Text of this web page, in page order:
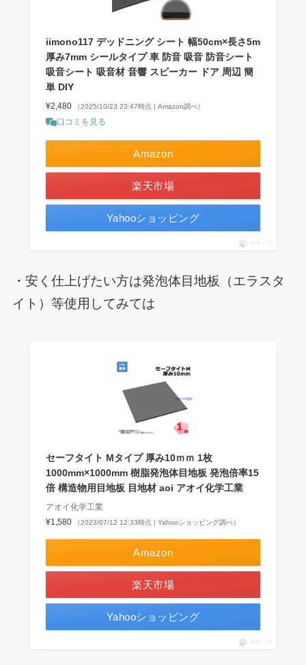
iimono117 デッドニング シート 幅50cm×長さ5m
厚み7mm シールタイプ 車 防音 吸音 防音シート
吸音シート 吸音材 音響 スピーカー ドア 周辺 簡
単 DIY
¥2,480 （2025/10/23 23:47時点 | Amazon調べ）
口コミを見る
Amazon
楽天市場
Yahooショッピング
ポチップ
・安く仕上げたい方は発泡体目地板（エラスタ
イト）等使用してみては
セーフタイト Мタイプ 厚み10ｍｍ 1枚
1000mm×1000mm 樹脂発泡体目地板 発泡倍率15
倍 構造物用目地板 目地材 aoi アオイ化学工業
アオイ化学工業
¥1,580
（2023/07/12 12:33時点 | Yahooショッピング調べ）
Amazon
楽天市場
Yahooショッピング
ポチップ